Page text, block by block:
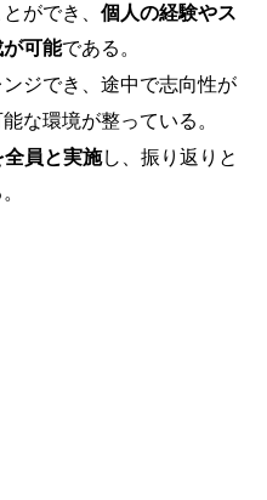
ができ、 個人の経験やス
可能である。 ​
ジでき、途中で志向性が
な環境が整っている。
全員と実施し、振り返りと